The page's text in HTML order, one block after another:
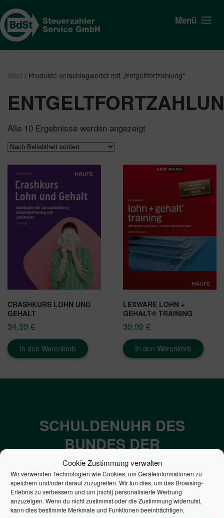
Cookie Zustimmung verwalten
Wir verwenden Technologien wie Cookies, um Geräteinformationen zu
speichern und/oder darauf zuzugreifen. Wir tun dies, um das Browsing-
Erlebnis zu verbessern und um (nicht) personalisierte Werbung
anzuzeigen. Wenn du nicht zustimmst oder die Zustimmung widerrufst,
kann dies bestimmte Merkmale und Funktionen beeinträchtigen.
Menü
Start / Produkte verschlagwortet mit „Entgeltfortzahlung“
Alle 10 Ergebnisse werden angezeigt
CRASHKURS LOHN UND
GEHALT
34,99 €
In den Warenkorb
LEXWARE LOHN +
GEHALT® TRAINING
39,99 €
In den Warenkorb
SCHULDENUHR DES
BUNDES DER
STEUERZAHLER
7,052€
NEUVERSCHULDUNG